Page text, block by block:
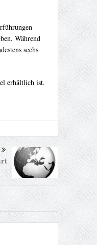
Während
sechs
erhältlich ist.